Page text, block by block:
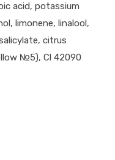
acid, potassium
limonene, linalool,
citrus
№5), Cl 42090